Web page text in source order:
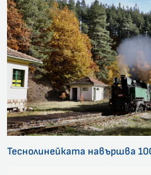
Теснолинейката навършва